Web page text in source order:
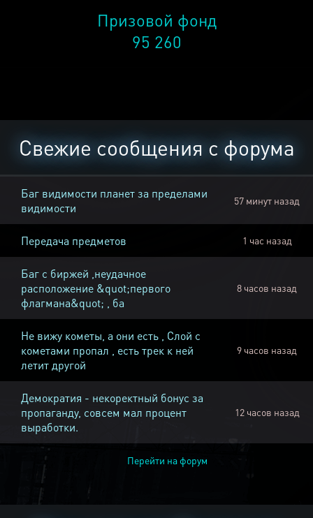
Призовой фонд
95 260
Свежие сообщения с форума
Баг видимости планет за пределами
видимости
57 минут назад
Передача предметов 1 час назад
Баг с биржей ,неудачное
расположение &quot;первого
флагмана&quot; , ба
8 часов назад
Не вижу кометы, а они есть , Слой с
кометами пропал , есть трек к ней
летит другой
9 часов назад
Демократия - некоректный бонус за
пропаганду, совсем мал процент
выработки.
12 часов назад
Перейти на форум